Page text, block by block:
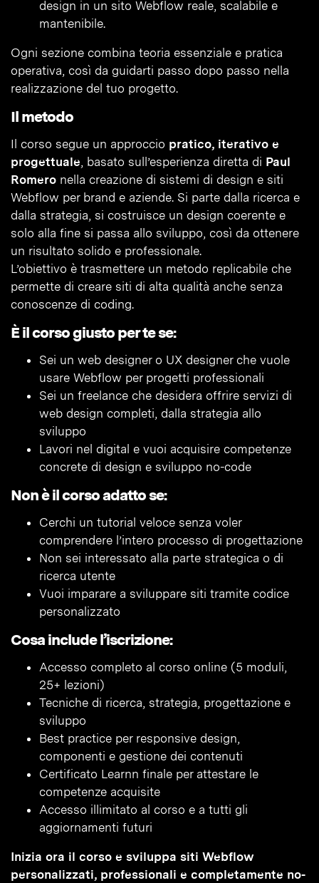
design in un sito Webflow reale, scalabile e
mantenibile.
Ogni sezione combina teoria essenziale e pratica
operativa, così da guidarti passo dopo passo nella
realizzazione del tuo progetto.
Il metodo
Il corso segue un approccio pratico, iterativo e
progettuale, basato sull’esperienza diretta di Paul
Romero nella creazione di sistemi di design e siti
Webflow per brand e aziende. Si parte dalla ricerca e
dalla strategia, si costruisce un design coerente e
solo alla fine si passa allo sviluppo, così da ottenere
un risultato solido e professionale.
L’obiettivo è trasmettere un metodo replicabile che
permette di creare siti di alta qualità anche senza
conoscenze di coding.
È il corso giusto per te se:
Sei un web designer o UX designer che vuole
usare Webflow per progetti professionali
Sei un freelance che desidera offrire servizi di
web design completi, dalla strategia allo
sviluppo
Lavori nel digital e vuoi acquisire competenze
concrete di design e sviluppo no-code
Non è il corso adatto se:
Cerchi un tutorial veloce senza voler
comprendere l’intero processo di progettazione
Non sei interessato alla parte strategica o di
ricerca utente
Vuoi imparare a sviluppare siti tramite codice
personalizzato
Cosa include l’iscrizione:
Accesso completo al corso online (5 moduli,
25+ lezioni)
Tecniche di ricerca, strategia, progettazione e
sviluppo
Best practice per responsive design,
componenti e gestione dei contenuti
Certificato Learnn finale per attestare le
competenze acquisite
Accesso illimitato al corso e a tutti gli
aggiornamenti futuri
Inizia ora il corso e sviluppa siti Webflow
personalizzati, professionali e completamente no-